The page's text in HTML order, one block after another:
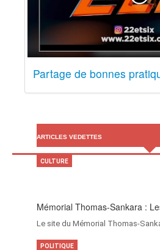
Partage de bonnes
ARTICLES VEDETTES
Mémorial Thomas-Sankara :
Le site du Mémorial Thomas-
CULTURE
POLITIQUE